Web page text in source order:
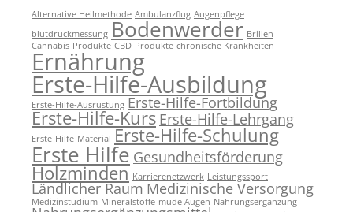
Alternative Heilmethode Ambulanzflug Augenpflege
blutdruckmessung Bodenwerder Brillen
Cannabis-Produkte CBD-Produkte chronische Krankheiten
Ernährung
Erste-Hilfe-Ausbildung
Erste-Hilfe-Ausrüstung Erste-Hilfe-Fortbildung
Erste-Hilfe-Kurs Erste-Hilfe-Lehrgang
Erste-Hilfe-Material Erste-Hilfe-Schulung
Erste Hilfe Gesundheitsförderung
Holzminden Karrierenetzwerk Leistungssport
Ländlicher Raum Medizinische Versorgung
Medizinstudium Mineralstoffe müde Augen Nahrungsergänzung